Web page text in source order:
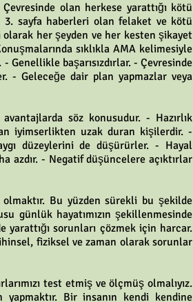
olan herkese yarattığı kötü
3. sayfa haberleri olan felaket ve kötü
her şeyden ve her kesten şikayet
sıklıkla AMA kelimesiyle
başarısızdırlar. - Çevresinde
- Geleceğe dair plan yapmazlar veya
söz konusudur. - Hazırlık
iyimserlikten uzak duran kişilerdir. -
düzeylerini de düşürürler. - Hayal
azdır. - Negatif düşüncelere açıktırlar
Bu yüzden sürekli bu şekilde
günlük hayatımızın şekillenmesinde
yarattığı sorunları çözmek için harcar.
fiziksel ve zaman olarak sorunlar
test etmiş ve ölçmüş olmalıyız.
Bir insanın kendi kendine